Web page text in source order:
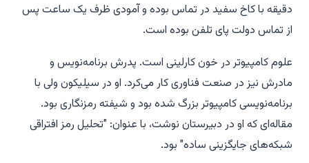
دقیقه با کاخ سفید در تماس بوده و آمودی ظرف یک ساعت پس
از تماس دولت پای تلفن بوده است.
علوم کامپیوتر در خون کارلینی است. پدرش برنامه‌نویس و
مادرش نیز در صنعت فناوری کار می‌کرد. او در سیلیکون ولی با
برنامه‌نویسی کامپیوتر بزرگ شده بود و شیفته رمزنگاری بود.
مقاله‌ای که او در دبیرستان نوشت، با عنوان: "تحلیل رمز افتراقی
شبکه‌های جایگزینی ساده" بود.